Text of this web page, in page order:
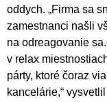
oddych. „Firma sa
zamestnanci našli
na odreagovanie
v relax
párty, ktoré čoraz
kancelárie,“